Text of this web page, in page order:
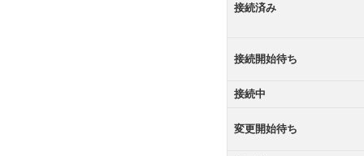
接続済み
接続開始待ち
接続中
変更開始待ち